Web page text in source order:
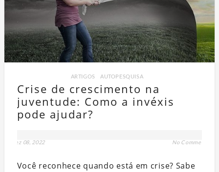
ARTIGOS ,AUTOPESQUISA
Crise de crescimento na
juventude: Como a invéxis
pode ajudar?
dez 08, 2022 No Comment
Você reconhece quando está em crise? Sabe